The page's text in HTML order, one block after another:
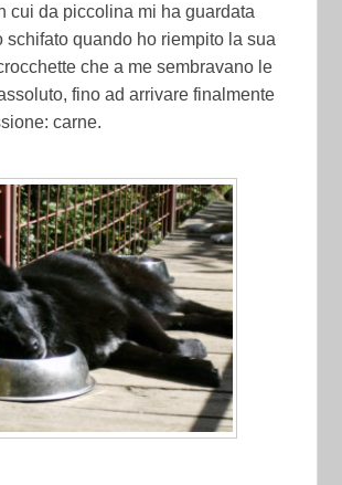
cui da piccolina mi ha guardata
schifato quando ho riempito la sua
che a me sembravano le
fino ad arrivare finalmente
carne.